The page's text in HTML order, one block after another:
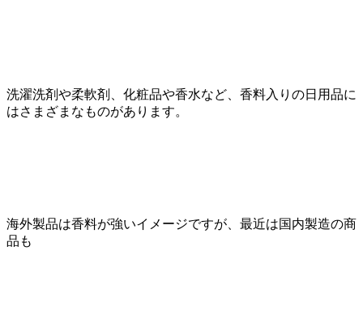
洗濯洗剤や柔軟剤、化粧品や香水など、香料入りの日用品に
はさまざまなものがあります。
海外製品は香料が強いイメージですが、最近は国内製造の商
品も